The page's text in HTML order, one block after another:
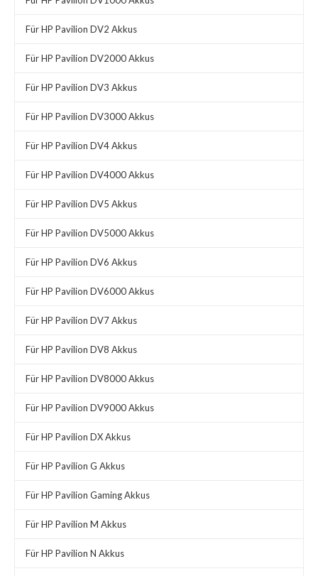
Für HP Pavilion DV2 Akkus
Für HP Pavilion DV2000 Akkus
Für HP Pavilion DV3 Akkus
Für HP Pavilion DV3000 Akkus
Für HP Pavilion DV4 Akkus
Für HP Pavilion DV4000 Akkus
Für HP Pavilion DV5 Akkus
Für HP Pavilion DV5000 Akkus
Für HP Pavilion DV6 Akkus
Für HP Pavilion DV6000 Akkus
Für HP Pavilion DV7 Akkus
Für HP Pavilion DV8 Akkus
Für HP Pavilion DV8000 Akkus
Für HP Pavilion DV9000 Akkus
Für HP Pavilion DX Akkus
Für HP Pavilion G Akkus
Für HP Pavilion Gaming Akkus
Für HP Pavilion M Akkus
Für HP Pavilion N Akkus